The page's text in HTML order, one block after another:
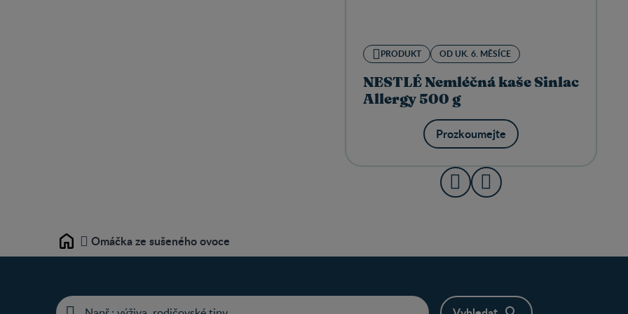
PRODUKT OD UK. 6. MĚSÍCE
NESTLÉ Nemléčná kaše Sinlac
Allergy 500 g
Prozkoumejte
Home Omáčka ze sušeného ovoce